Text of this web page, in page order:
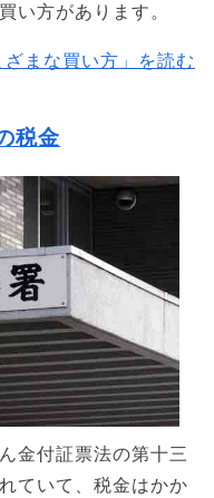
い方があります。
ざまな買い方」を読む
税金
金付証票法の第十三
ていて、税金はかか